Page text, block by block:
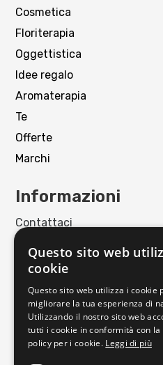
Cosmetica
Floriterapia
Oggettistica
Idee regalo
Aromaterapia
Te
Offerte
Marchi
Informazioni
Contattaci
Privacy policy
Termini e condizioni
Richiedi reso
Orari di apertura
Questo sito web
cookie
Questo sito web utilizza i cookie
migliorare la tua esperienza di
Utilizzando il nostro sito web
tutti i cookie in conformità con la
policy per i cookie. Leggi di più